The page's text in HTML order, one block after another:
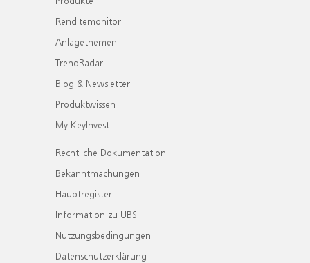
Renditemonitor
Anlagethemen
TrendRadar
Blog & Newsletter
Produktwissen
My KeyInvest
Rechtliche Dokumentation
Bekanntmachungen
Hauptregister
Information zu UBS
Nutzungsbedingungen
Datenschutzerklärung